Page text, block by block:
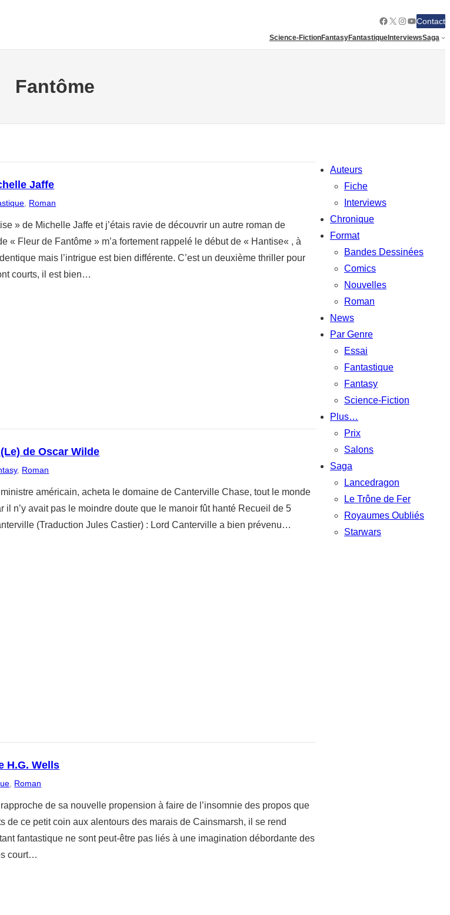
Facebook
X Instagram
YouTube
Contact
Science-FictionFantasyFantastiqueInterviewsSaga
Fantôme
Jaffe
Roman
» de Michelle Jaffe et j’étais ravie de découvrir un autre roman de
« Fleur de Fantôme » m’a fortement rappelé le début de « Hantise« , à
mais l’intrigue est bien différente. C’est un deuxième thriller pour
courts, il est bien…
de Oscar Wilde
, Roman
américain, acheta le domaine de Canterville Chase, tout le monde
il n’y avait pas le moindre doute que le manoir fût hanté Recueil de 5
(Traduction Jules Castier) : Lord Canterville a bien prévenu…
H.G. Wells
Roman
de sa nouvelle propension à faire de l’insomnie des propos que
de ce petit coin aux alentours des marais de Cainsmarsh, il se rend
fantastique ne sont peut-être pas liés à une imagination débordante des
court…
Auteurs
Fiche
Interviews
Chronique
Format
Bandes Dessinées
Comics
Nouvelles
Roman
News
Par Genre
Essai
Fantastique
Fantasy
Science-Fiction
Plus…
Prix
Salons
Saga
Lancedragon
Le Trône de Fer
Royaumes Oubliés
Starwars